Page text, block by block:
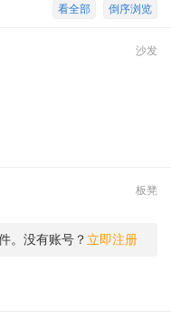
倒序浏览
看全部
沙发
板凳
。没有账号？ 立即注册